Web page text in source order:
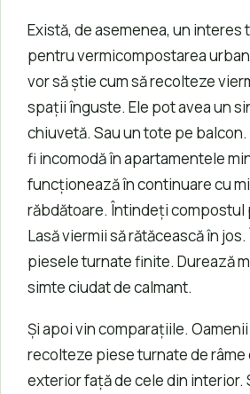
Există, de asemenea, un interes
pentru vermicompostarea
vor să știe cum să recolteze
spații înguste. Ele pot avea un
chiuvetă. Sau un tote pe
fi incomodă în apartamentele
funcționează în continuare cu
răbdătoare. Întindeți compostul
Lasă viermii să rătăcească în
piesele turnate finite. Durează
simte ciudat de calmant.
Și apoi vin comparațiile.
recolteze piese turnate de
exterior față de cele din interior.